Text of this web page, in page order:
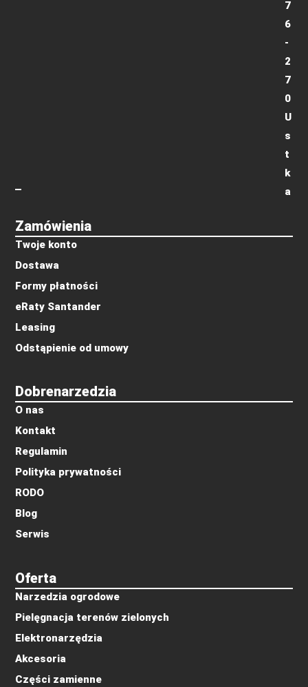
Oferta
Narzedzia ogrodowe
Pielęgnacja terenów zielonych
Elektronarzędzia
Akcesoria
Części zamienne
Dobrenarzedzia
O nas
Kontakt
Regulamin
Polityka prywatności
RODO
Blog
Serwis
Zamówienia
Twoje konto
Dostawa
Formy płatności
eRaty Santander
Leasing
Odstąpienie od umowy
7
6
-
2
7
0
U
s
t
k
a